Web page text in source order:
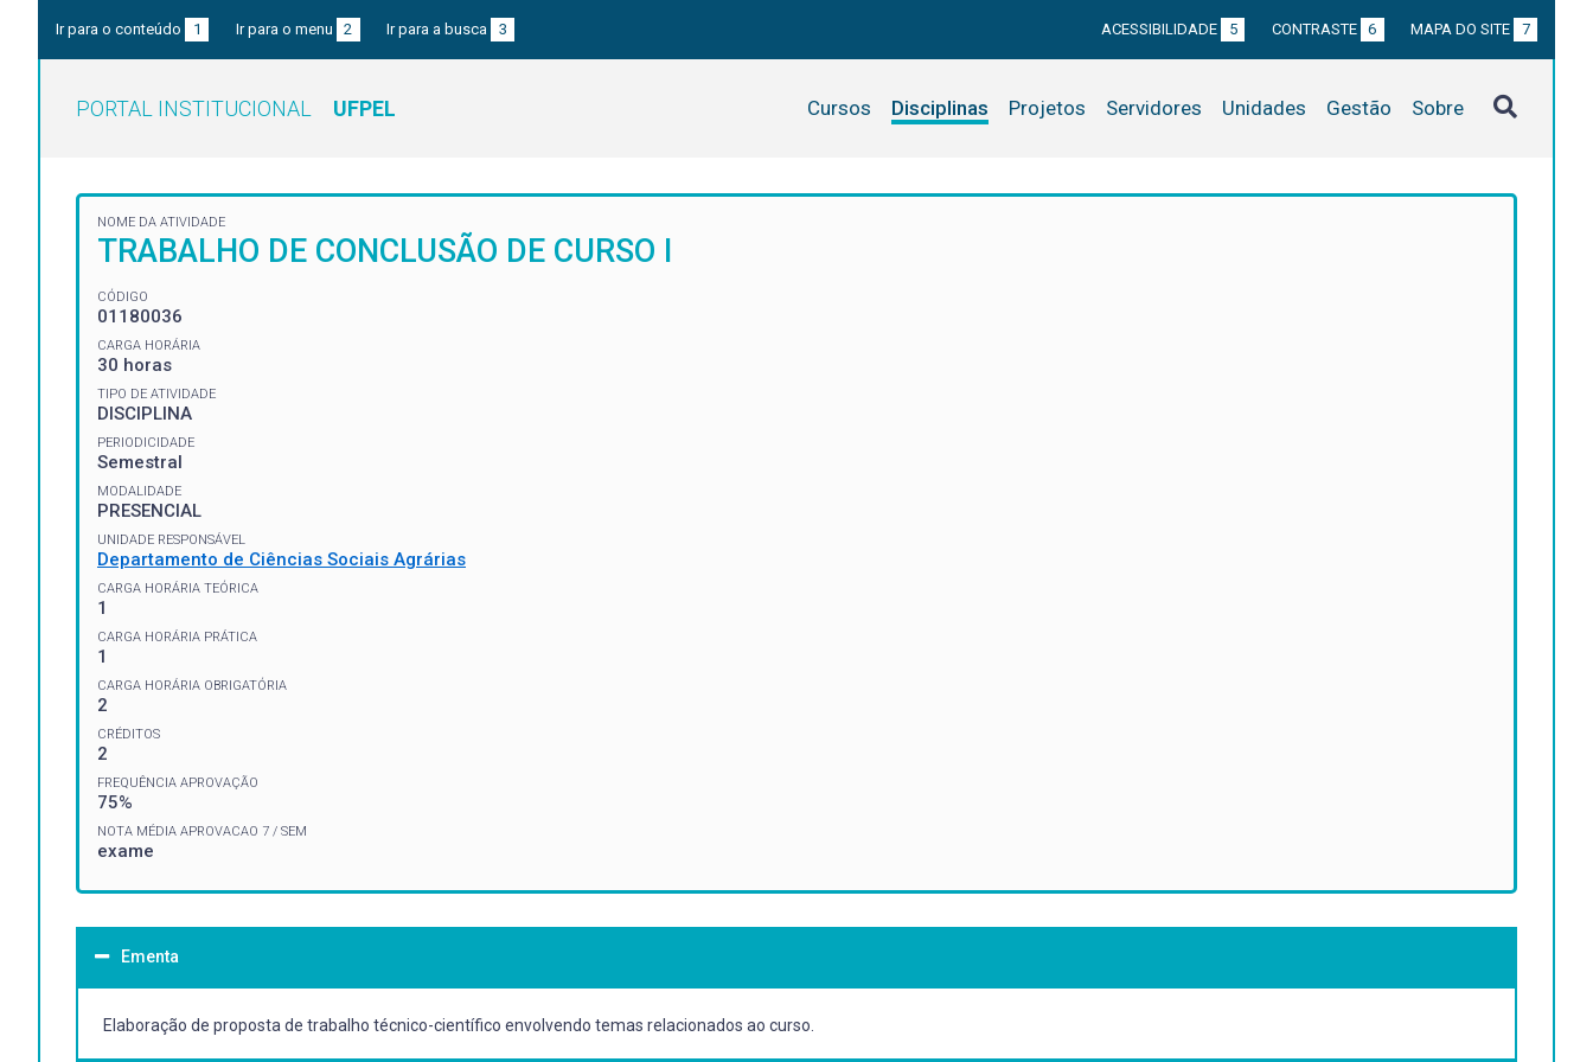
Ir para o conteúdo 1 Ir para o menu 2 Ir para a busca 3 ACESSIBILIDADE 5 CONTRASTE 6 MAPA DO SITE 7
PORTAL INSTITUCIONAL UFPEL Cursos Disciplinas Projetos Servidores Unidades Gestão Sobre
NOME DA ATIVIDADE
TRABALHO DE CONCLUSÃO DE CURSO I
CÓDIGO
01180036
CARGA HORÁRIA
30 horas
TIPO DE ATIVIDADE
DISCIPLINA
PERIODICIDADE
Semestral
MODALIDADE
PRESENCIAL
UNIDADE RESPONSÁVEL
Departamento de Ciências Sociais Agrárias
CARGA HORÁRIA TEÓRICA
1
CARGA HORÁRIA PRÁTICA
1
CARGA HORÁRIA OBRIGATÓRIA
2
CRÉDITOS
2
FREQUÊNCIA APROVAÇÃO
75%
NOTA MÉDIA APROVACAO 7 / SEM
exame
Ementa
Elaboração de proposta de trabalho técnico-científico envolvendo temas relacionados ao curso.